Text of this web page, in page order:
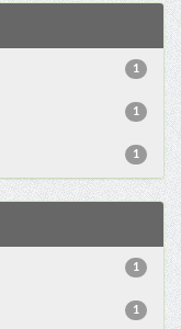
1
1
1
1
1